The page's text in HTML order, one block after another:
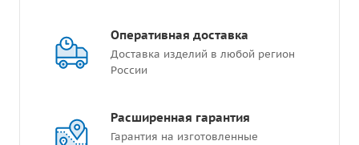
Оперативная доставка
Доставка изделий в любой регион
России
Расширенная гарантия
Гарантия на изготовленные